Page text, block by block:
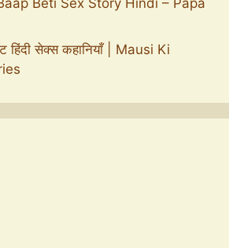
Baap Beti Sex Story Hindi – Papa
हिंदी सेक्स कहानियाँ | Mausi Ki